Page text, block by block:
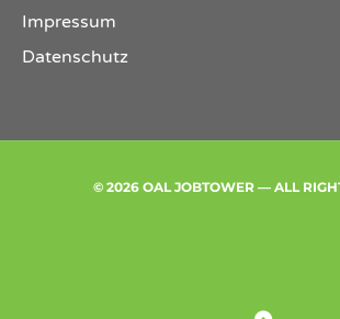
Impressum
Datenschutz
© 2026 OAL JOBTOWER — ALL